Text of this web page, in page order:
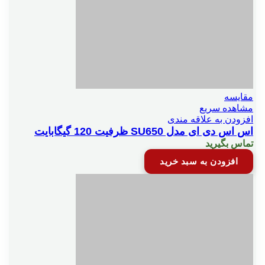
ثبت كرايه مشتري درفاكتور
ثبت ليستي چكها
مقایسه
مشاهده سریع
افزودن به علاقه مندی
اس اس دی ای مدل SU650 ظرفیت 120 گیگابایت
تماس بگیرید
افزودن به سبد خرید